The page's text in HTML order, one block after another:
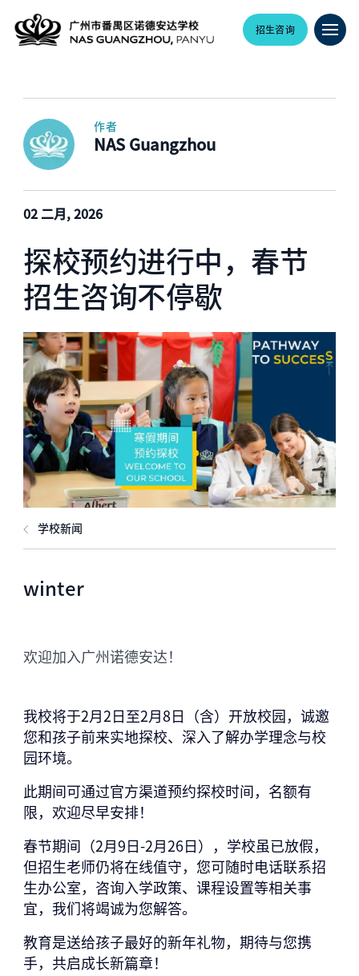
招生咨询
作者
NAS Guangzhou
02 二月, 2026
探校预约进行中，春节
招生咨询不停歇
学校新闻
winter
欢迎加入广州诺德安达！
我校将于2月2日至2月8日 （含）开放校园，诚邀
您和孩子前来实地探校、深入了解办学理念与校
园环境。
此期间可通过官方渠道预约探校时间，名额有
限，欢迎尽早安排！
春节期间（2月9日-2月26日），学校虽已放假，
但招生老师仍将在线值守，您可随时电话联系招
生办公室，咨询入学政策、课程设置等相关事
宜，我们将竭诚为您解答。
教育是送给孩子最好的新年礼物，期待与您携
手，共启成长新篇章！